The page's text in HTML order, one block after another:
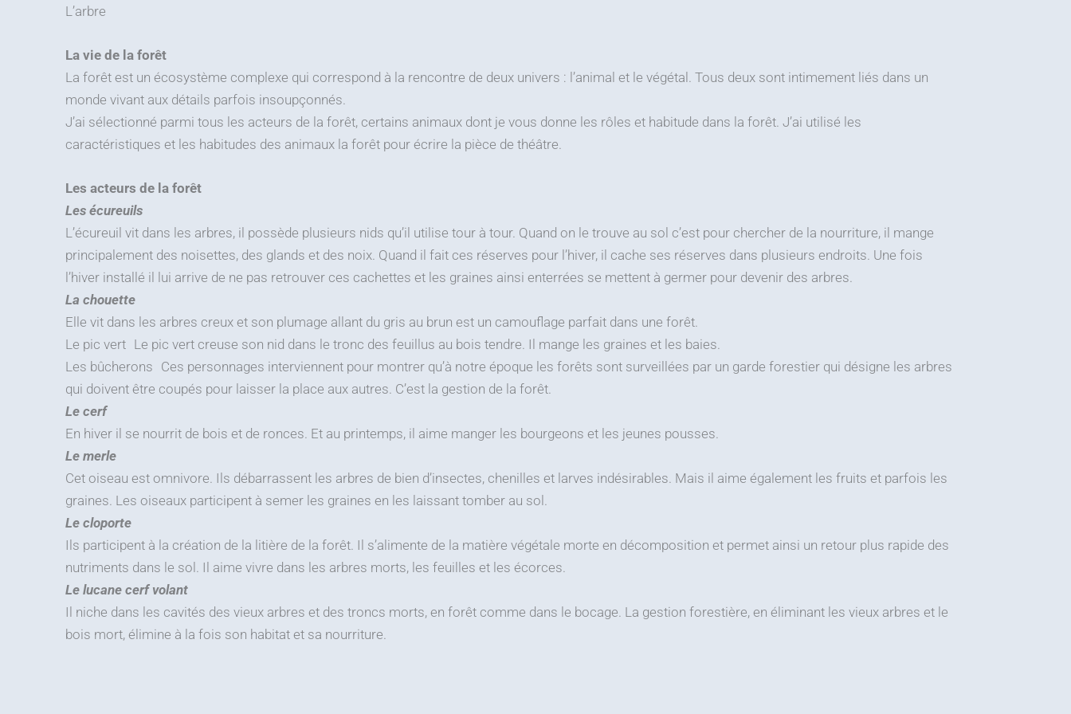
L’arbre
La vie de la forêt
La forêt est un écosystème complexe qui correspond à la rencontre de deux univers : l’animal et le végétal. Tous deux sont intimement liés dans un
monde vivant aux détails parfois insoupçonnés.
J’ai sélectionné parmi tous les acteurs de la forêt, certains animaux dont je vous donne les rôles et habitude dans la forêt. J’ai utilisé les
caractéristiques et les habitudes des animaux la forêt pour écrire la pièce de théâtre.
Les acteurs de la forêt
Les écureuils
L’écureuil vit dans les arbres, il possède plusieurs nids qu’il utilise tour à tour. Quand on le trouve au sol c’est pour chercher de la nourriture, il mange
principalement des noisettes, des glands et des noix. Quand il fait ces réserves pour l’hiver, il cache ses réserves dans plusieurs endroits. Une fois
l’hiver installé il lui arrive de ne pas retrouver ces cachettes et les graines ainsi enterrées se mettent à germer pour devenir des arbres.
La chouette
Elle vit dans les arbres creux et son plumage allant du gris au brun est un camouflage parfait dans une forêt.
Le pic vert Le pic vert creuse son nid dans le tronc des feuillus au bois tendre. Il mange les graines et les baies.
Les bûcherons Ces personnages interviennent pour montrer qu’à notre époque les forêts sont surveillées par un garde forestier qui désigne les arbres
qui doivent être coupés pour laisser la place aux autres. C’est la gestion de la forêt.
Le cerf
En hiver il se nourrit de bois et de ronces. Et au printemps, il aime manger les bourgeons et les jeunes pousses.
Le merle
Cet oiseau est omnivore. Ils débarrassent les arbres de bien d’insectes, chenilles et larves indésirables. Mais il aime également les fruits et parfois les
graines. Les oiseaux participent à semer les graines en les laissant tomber au sol.
Le cloporte
Ils participent à la création de la litière de la forêt. Il s’alimente de la matière végétale morte en décomposition et permet ainsi un retour plus rapide des
nutriments dans le sol. Il aime vivre dans les arbres morts, les feuilles et les écorces.
Le lucane cerf volant
Il niche dans les cavités des vieux arbres et des troncs morts, en forêt comme dans le bocage. La gestion forestière, en éliminant les vieux arbres et le
bois mort, élimine à la fois son habitat et sa nourriture.